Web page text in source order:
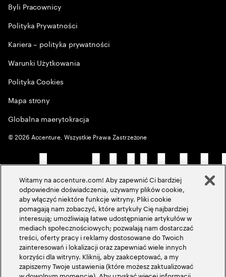
Byli Pracownicy
Polityka Prywatności
Kariera – polityka prywatności
Warunki Użytkowania
Polityka Cookies
Mapa strony
Globalna maerytokracja
©2026 Accenture, Wszystkie Prawa Zastrzeżone
Witamy na accenture.com! Aby zapewnić Ci bardziej
odpowiednie doświadczenia, używamy plików cookie,
aby włączyć niektóre funkcje witryny. Pliki cookie
pomagają nam zobaczyć, które artykuły Cię najbardziej
interesują; umożliwiają łatwe udostępnianie artykułów w
mediach społecznościowych; pozwalają nam dostarczać
treści, oferty pracy i reklamy dostosowane do Twoich
zainteresowań i lokalizacji oraz zapewniać wiele innych
korzyści dla witryny. Kliknij, aby zaakceptować, a my
zapiszemy Twoje ustawienia (które możesz zaktualizować
w dowolnym momencie). Aby uzyskać więcej informacji,